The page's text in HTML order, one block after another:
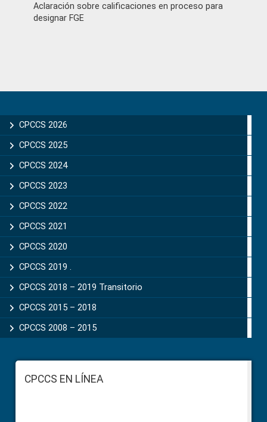
Aclaración sobre calificaciones en proceso para
designar FGE
Sidebar
CPCCS 2026
CPCCS 2025
CPCCS 2024
CPCCS 2023
CPCCS 2022
CPCCS 2021
CPCCS 2020
CPCCS 2019 .
CPCCS 2018 – 2019 Transitorio
CPCCS 2015 – 2018
CPCCS 2008 – 2015
FooterCPCCS EN LÍNEA